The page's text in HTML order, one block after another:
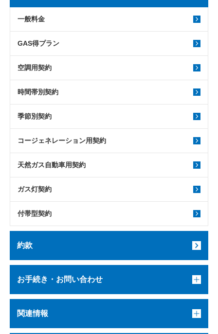
一般料金
GAS得プラン
空調用契約
時間帯別契約
季節別契約
コージェネレーション用契約
天然ガス自動車用契約
ガス灯契約
付帯型契約
約款
お手続き・お問い合わせ
関連情報